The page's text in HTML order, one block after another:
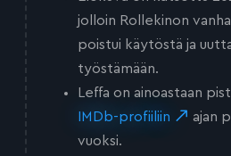
jolloin Rollekinon
poistui käytöstä ja
työstämään.
Leffa on ainoastaan
IMDb-profiiliin
ajan
vuoksi.